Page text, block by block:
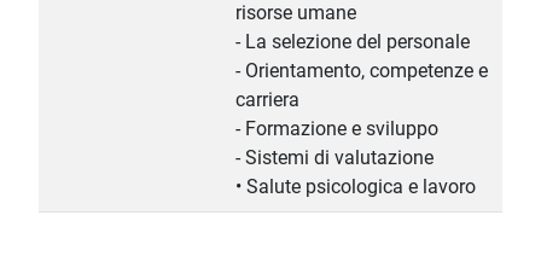
risorse umane
- La selezione del personale
- Orientamento, competenze e
carriera
- Formazione e sviluppo
- Sistemi di valutazione
• Salute psicologica e lavoro